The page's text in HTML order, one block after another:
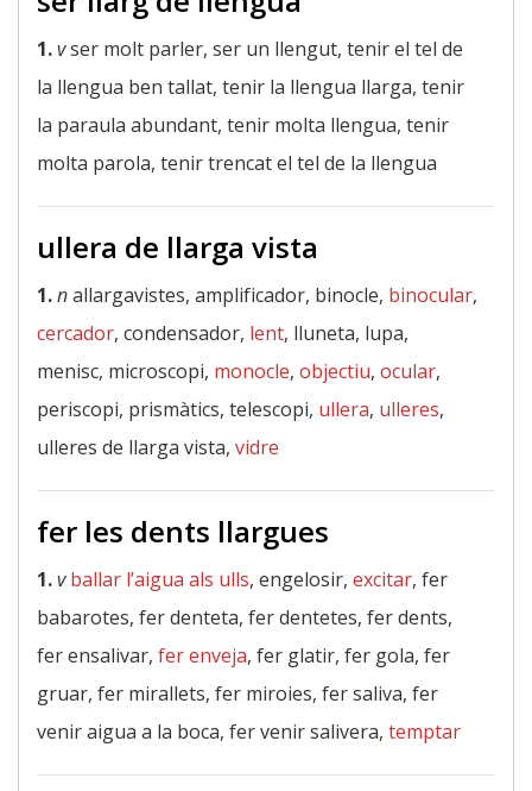
1.vser molt parler, ser un llengut, tenir el tel de
la llengua ben tallat, tenir la llengua llarga, tenir
la paraula abundant, tenir molta llengua, tenir
molta parola, tenir trencat el tel de la llengua
ullera de llarga vista
1.nallargavistes, amplificador, binocle, binocular,
cercador, condensador, lent, lluneta, lupa,
menisc, microscopi, monocle, objectiu, ocular,
periscopi, prismàtics, telescopi, ullera, ulleres,
ulleres de llarga vista, vidre
fer les dents llargues
1.v ballar l’aigua als ulls, engelosir, excitar, fer
babarotes, fer denteta, fer dentetes, fer dents,
fer ensalivar, fer enveja, fer glatir, fer gola, fer
gruar, fer mirallets, fer miroies, fer saliva, fer
venir aigua a la boca, fer venir salivera, temptar